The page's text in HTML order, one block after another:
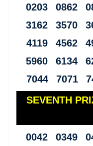
0203 0862
3162 3570
4119 4562
5960 6134
7044 7071
SEVENTH
0042 0349